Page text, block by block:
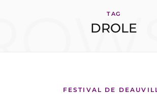
TAG
DROLE
FESTIVAL DE